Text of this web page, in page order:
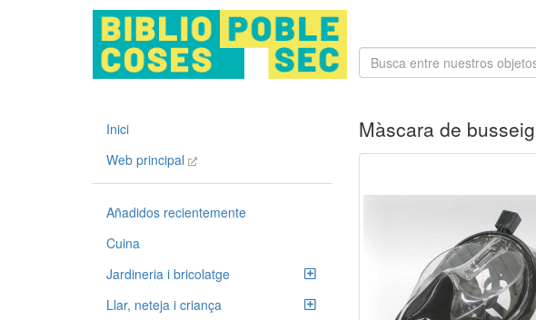
Inici
Web principal
Añadidos recientemente
Cuina
Jardineria i bricolatge
Llar, neteja i criança
Màscara de busseig